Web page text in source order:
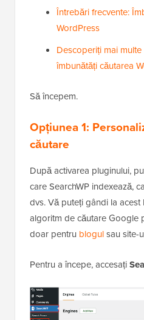
Întrebări frecvente:
WordPress
Descoperiți mai
îmbunătăți căutarea
Să începem.
Opțiunea 1:
căutare
După activarea pluginului,
care SearchWP indexează,
dvs. Vă puteți gândi la
algoritm de căutare Google
doar pentru blogulsau site-
Pentru a începe, accesați